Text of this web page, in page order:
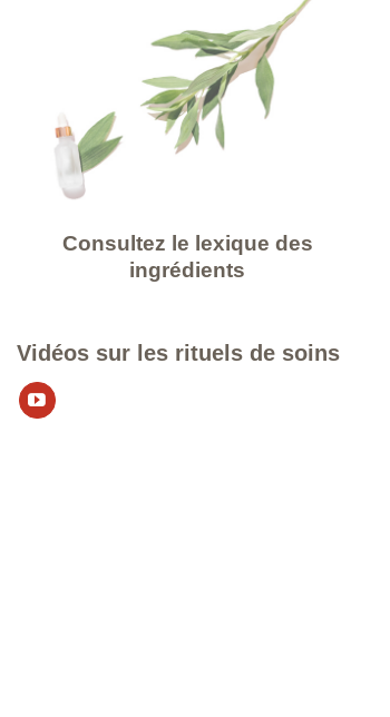
Consultez le lexique des
ingrédients
Vidéos sur les rituels de soins